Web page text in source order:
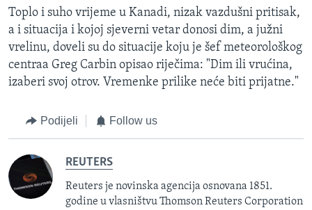
Toplo i suho vrijeme u Kanadi, nizak vazdušni pritisak,
a i situacija i kojoj sjeverni vetar donosi dim, a južni
vrelinu, doveli su do situacije koju je šef meteorološkog
centraa Greg Carbin opisao riječima: "Dim ili vrućina,
izaberi svoj otrov. Vremenke prilike neće biti prijatne."
Podijeli Follow us
REUTERS
Reuters je novinska agencija osnovana 1851.
godine u vlasništvu Thomson Reuters Corporation